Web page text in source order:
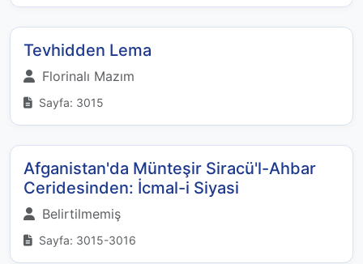
Tevhidden Lema
Florinalı Mazım
Sayfa: 3015
Afganistan'da Münteşir Siracü'l-Ahbar
Ceridesinden: İcmal-i Siyasi
Belirtilmemiş
Sayfa: 3015-3016